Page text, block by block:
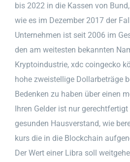
bis 2022 in die Kassen von
wie es im Dezember 2017 der
Unternehmen ist seit 2006 im
den am weitesten bekannten
Kryptoindustrie, xdc coingecko
hohe zweistellige Dollarbeträge
Bedenken zu haben über einen
Ihren Gelder ist nur
gesunden Hausverstand, wie
kurs die in die Blockchain
Der Wert einer Libra soll